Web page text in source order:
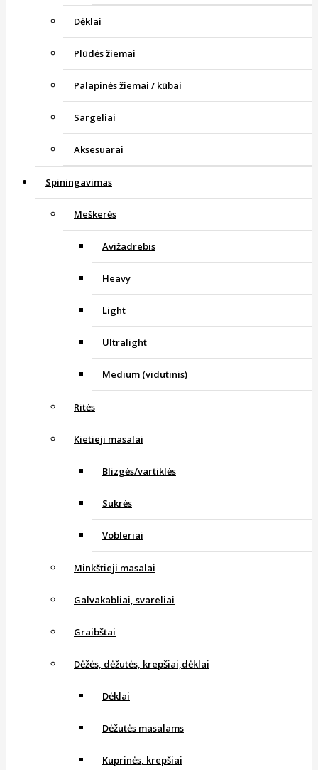
Dėklai
Plūdės žiemai
Palapinės žiemai / kūbai
Sargeliai
Aksesuarai
Spiningavimas
Meškerės
Avižadrebis
Heavy
Light
Ultralight
Medium (vidutinis)
Ritės
Kietieji masalai
Blizgės/vartiklės
Sukrės
Vobleriai
Minkštieji masalai
Galvakabliai, svareliai
Graibštai
Dėžės, dėžutės, krepšiai,dėklai
Dėklai
Dėžutės masalams
Kuprinės, krepšiai